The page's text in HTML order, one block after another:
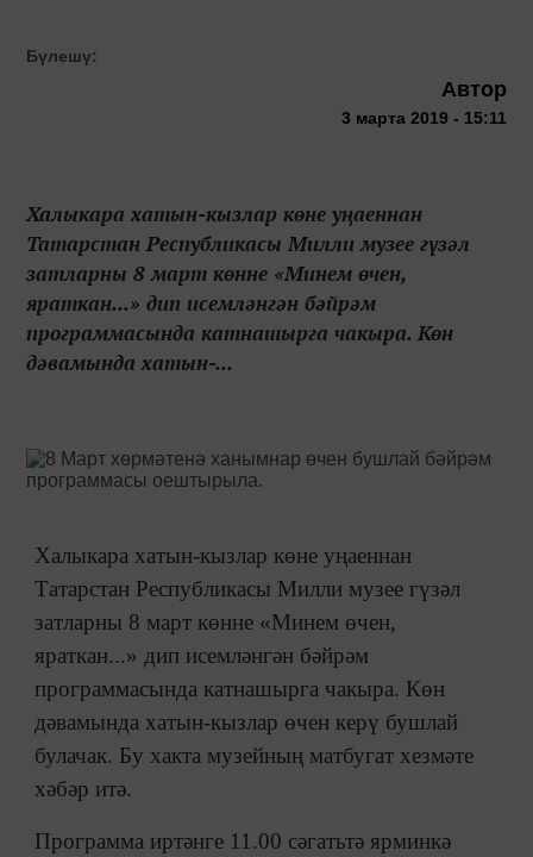
Бүлешү:
Автор
3 марта 2019 - 15:11
Халыкара хатын-кызлар көне уңаеннан
Татарстан Республикасы Милли музее гүзәл
затларны 8 март көнне «Минем өчен,
яраткан...» дип исемләнгән бәйрәм
программасында катнашырга чакыра. Көн
дәвамында хатын-...
Халыкара хатын-кызлар көне уңаеннан
Татарстан Республикасы Милли музее гүзәл
затларны 8 март көнне «Минем өчен,
яраткан...» дип исемләнгән бәйрәм
программасында катнашырга чакыра. Көн
дәвамында хатын-кызлар өчен керү бушлай
булачак. Бу хакта музейның матбугат хезмәте
хәбәр итә.
Программа иртәнге 11.00 сәгатьтә ярминкә